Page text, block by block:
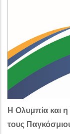
Η Ολυμπία και
τους